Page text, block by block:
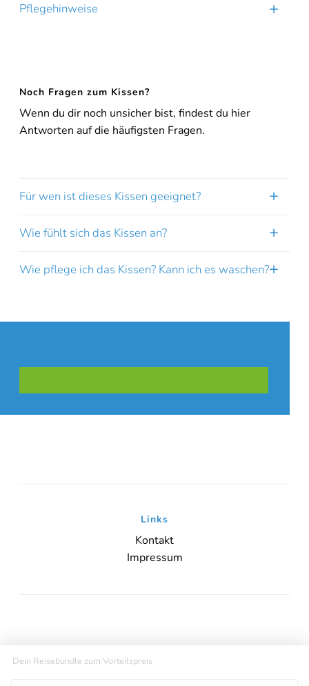
Dein Reisebundle zum Vorteilspreis
Pflegehinweise
Noch Fragen zum Kissen?
Wenn du dir noch unsicher bist, findest du hier
Antworten auf die häufigsten Fragen.
Für wen ist dieses Kissen geeignet?
Wie fühlt sich das Kissen an?
Wie pflege ich das Kissen? Kann ich es waschen?
Links
Kontakt
Impressum